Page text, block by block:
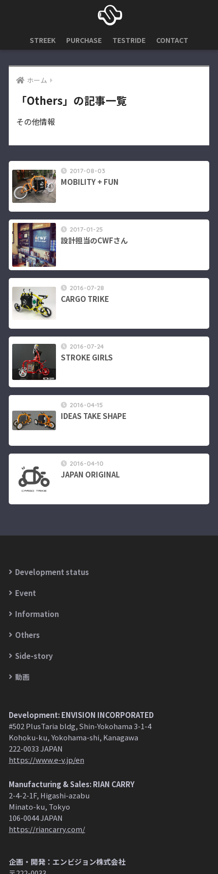
STREEK PURCHASE TESTRIDE CONTACT
ホーム
「Others」の記事一覧
その他情報
2017-08-03
MOBILITY + FUN
2017-01-25
設計担当のCWFさん
2016-07-28
CARGO TRIKE
2016-07-24
STROKE GIRLS
2016-04-15
IDEAS TAKE SHAPE
2016-04-10
JAPAN ORIGINAL
Development status
Event
Information
Others
Side-story
動画
Development: ENVISION INCORPORATED
#502 PlusTaria bldg, Shin-Yokohama 3-1-4
Kohoku-ku, Yokohama-shi, Kanagawa
222-0033 JAPAN
https://www.e-v.jp/en
Manufacturing & Sales: RIAN CARRY
2-4-2-1F, Higashi-azabu
Minato-ku, Tokyo
106-0044 JAPAN
https://riancarry.com/
企画・開発：エンビジョン株式会社